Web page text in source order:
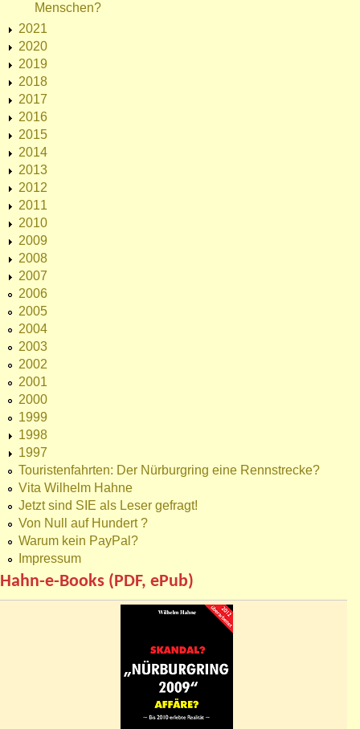
Menschen?
2021
2020
2019
2018
2017
2016
2015
2014
2013
2012
2011
2010
2009
2008
2007
2006
2005
2004
2003
2002
2001
2000
1999
1998
1997
Touristenfahrten: Der Nürburgring eine Rennstrecke?
Vita Wilhelm Hahne
Jetzt sind SIE als Leser gefragt!
Von Null auf Hundert ?
Warum kein PayPal?
Impressum
Hahn-e-Books (PDF, ePub)